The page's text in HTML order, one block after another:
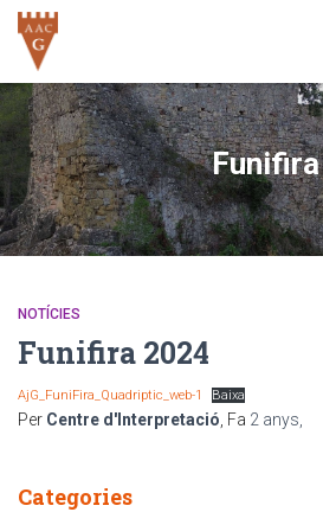
Funifira
NOTÍCIES
Funifira 2024
AjG_FuniFira_Quadriptic_web-1 Baixa
Per Centre d'Interpretació , Fa 2 anys
Categories